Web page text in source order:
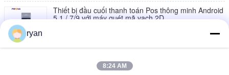
Thiết bị đầu cuối thanh toán Pos thông minh Android
5.1 / 7/9 với máy quét mã vạch 2D
tay Android cho thanh toán di động
ryan
8:24 AM